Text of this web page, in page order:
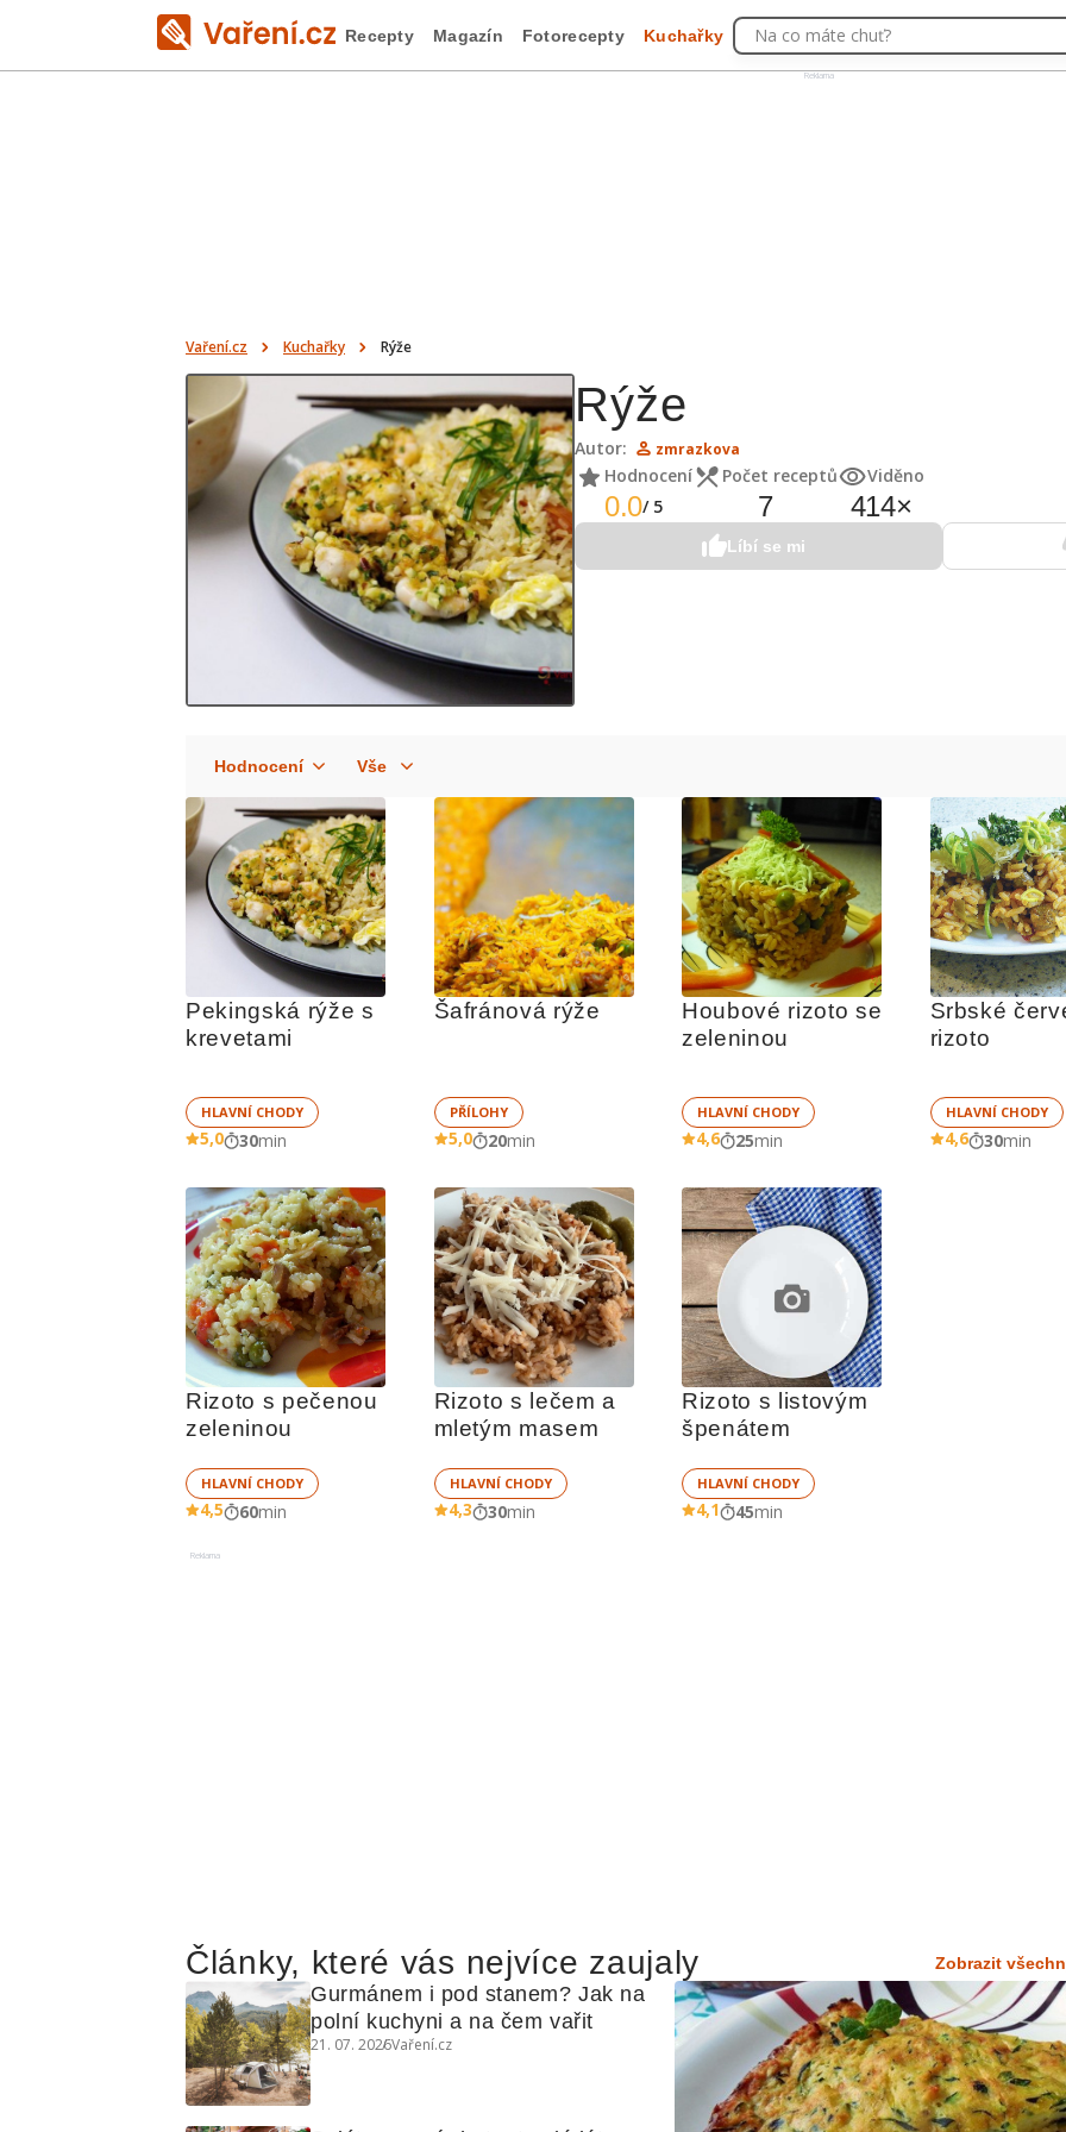
Reklama
Recepty Magazín Fotorecepty Kuchařky Na co máte chuť?
Vaření.cz Kuchařky Rýže
Rýže
Autor: zmrazkova
Hodnocení
0.0/ 5
Počet receptů
7
Viděno
414×
Líbí se mi
Pekingská rýže s
krevetami
HLAVNÍ CHODY
5,0 30min
Šafránová rýže
PŘÍLOHY
5,0 20min
Houbové rizoto se
zeleninou
HLAVNÍ CHODY
4,6 25min
Srbské
rizoto
HLAVNÍ CHODY
4,6 30min
Rizoto s pečenou
zeleninou
HLAVNÍ CHODY
4,5 60min
Rizoto s lečem a
HLAVNÍ CHODY
4,3 30min
Rizoto s listovým
špenátem
HLAVNÍ CHODY
4,1 45min
Reklama
Články, které vás nejvíce zaujaly Zobrazit
Gurmánem i pod stanem? Jak na
polní kuchyni a na čem vařit
21. 07. 2026Vaření.cz